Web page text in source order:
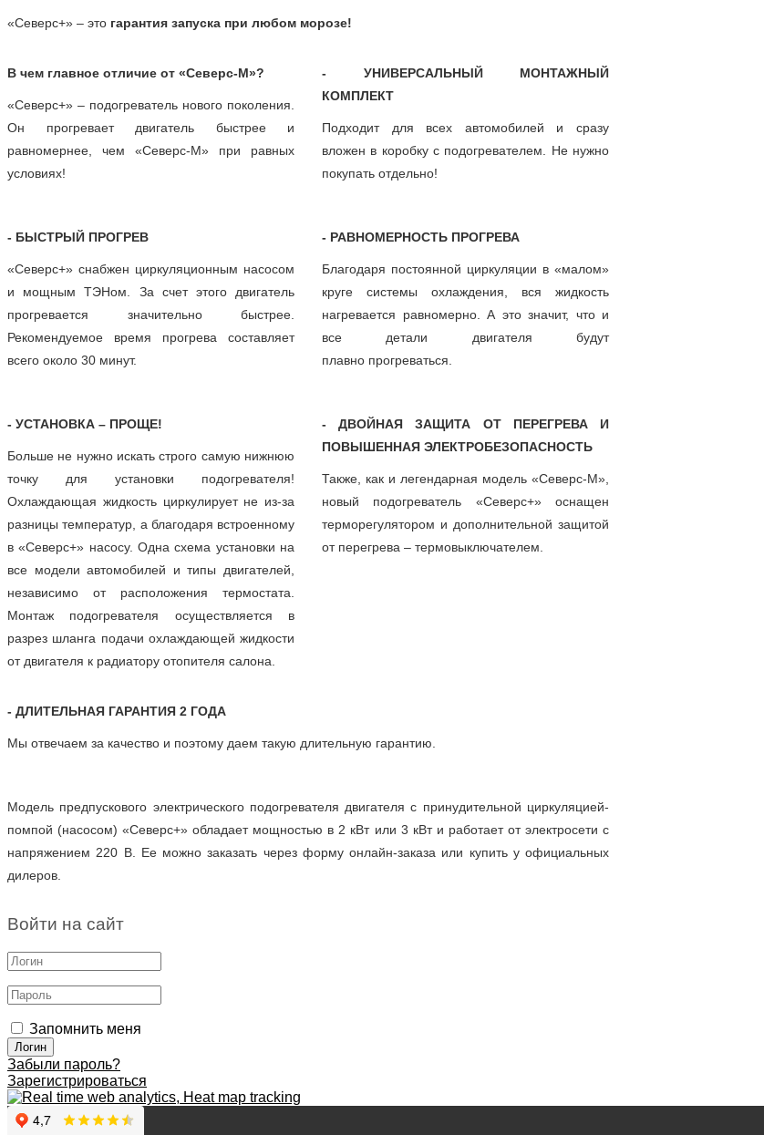
«Северс+» – это гарантия запуска при любом морозе!
В чем главное отличие от «Северс-М»?
«Северс+» – подогреватель нового поколения.
Он прогревает двигатель быстрее и
равномернее, чем «Северс-М» при равных
условиях!
- БЫСТРЫЙ ПРОГРЕВ
«Северс+» снабжен циркуляционным насосом
и мощным ТЭНом. За счет этого двигатель
прогревается значительно быстрее.
Рекомендуемое время прогрева составляет
всего около 30 минут.
- УСТАНОВКА – ПРОЩЕ!
Больше не нужно искать строго самую нижнюю
точку для установки подогревателя!
Охлаждающая жидкость циркулирует не из-за
разницы температур, а благодаря встроенному
в «Северс+» насосу. Одна схема установки на
все модели автомобилей и типы двигателей,
независимо от расположения термостата.
Монтаж подогревателя осуществляется в
разрез шланга подачи охлаждающей жидкости
от двигателя к радиатору отопителя салона.
- УНИВЕРСАЛЬНЫЙ МОНТАЖНЫЙ
КОМПЛЕКТ
Подходит для всех автомобилей и сразу
вложен в коробку с подогревателем. Не нужно
покупать отдельно!
- РАВНОМЕРНОСТЬ ПРОГРЕВА
Благодаря постоянной циркуляции в «малом»
круге системы охлаждения, вся жидкость
нагревается равномерно. А это значит, что и
все детали двигателя будут
плавно прогреваться.
- ДВОЙНАЯ ЗАЩИТА ОТ ПЕРЕГРЕВА И
ПОВЫШЕННАЯ ЭЛЕКТРОБЕЗОПАСНОСТЬ
Также, как и легендарная модель «Северс-М»,
новый подогреватель «Северс+» оснащен
терморегулятором и дополнительной защитой
от перегрева – термовыключателем.
- ДЛИТЕЛЬНАЯ ГАРАНТИЯ 2 ГОДА
Мы отвечаем за качество и поэтому даем такую длительную гарантию.
Модель предпускового электрического подогревателя двигателя с принудительной циркуляцией-
помпой (насосом) «Северс+» обладает мощностью в 2 кВт или 3 кВт и работает от электросети с
напряжением 220 В. Ее можно заказать через форму онлайн-заказа или купить у официальных
дилеров.
Войти на сайт
Запомнить меня
Забыли пароль?
Зарегистрироваться